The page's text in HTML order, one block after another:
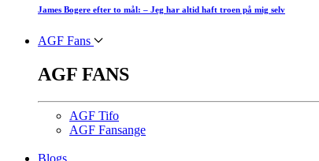
James Bogere efter to mål: – Jeg har altid haft troen på mig selv
AGF Fans
AGF FANS
AGF Tifo
AGF Fansange
Blogs